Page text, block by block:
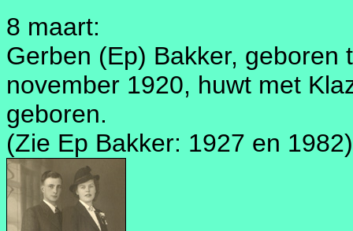
8 maart:
Gerben (Ep) Bakker,
november 1920, huwt met
geboren.
(Zie Ep Bakker: 1927 en